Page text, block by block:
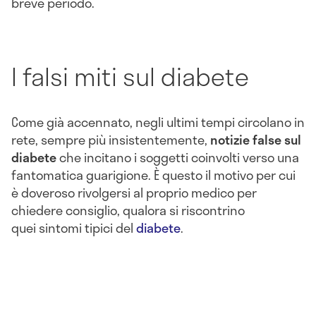
I falsi miti sul diabete
Come già accennato, negli ultimi tempi circolano in
rete, sempre più insistentemente, notizie false sul
diabeteche incitano i soggetti coinvolti verso una
fantomatica guarigione. È questo il motivo per cui
è doveroso rivolgersi al proprio medico per
chiedere consiglio, qualora si riscontrino
quei sintomi tipici deldiabete.